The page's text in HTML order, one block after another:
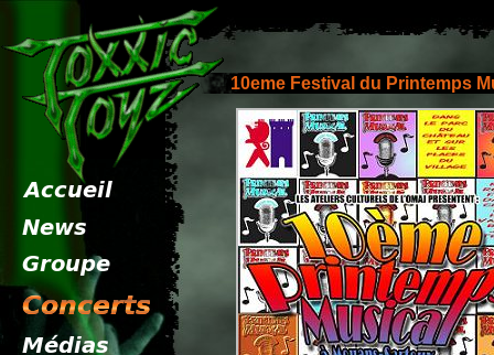
10eme Festival du Printemps